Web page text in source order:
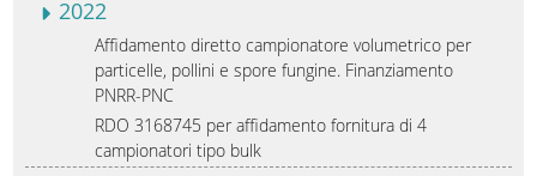
2022
Affidamento diretto campionatore volumetrico per
particelle, pollini e spore fungine. Finanziamento
PNRR-PNC
RDO 3168745 per affidamento fornitura di 4
campionatori tipo bulk